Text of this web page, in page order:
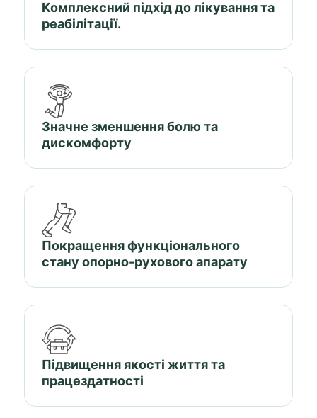
Комплексний підхід до лікування та
реабілітації.
Значне зменшення болю та
дискомфорту
Покращення функціонального
стану опорно-рухового апарату
Підвищення якості життя та
працездатності